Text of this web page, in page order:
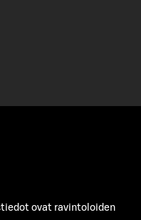
ovat ravintoloiden